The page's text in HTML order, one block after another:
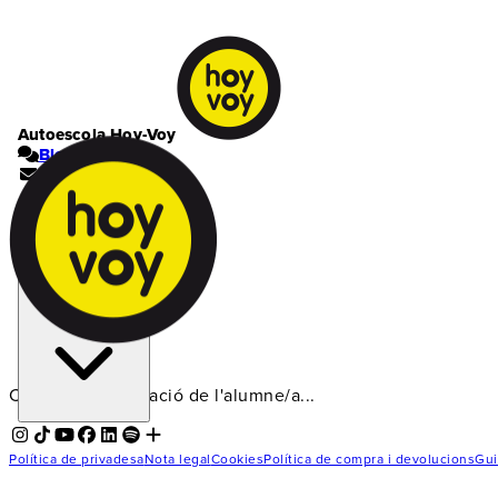
Autoescola Hoy-Voy
Blog
Contacte
El meu compte
Cistella | 0
Ets a l'autoescola
Cornellà
Carregant informació de l'alumne/a...
Política de privadesaNota legalCookiesPolítica de compra i devolucions